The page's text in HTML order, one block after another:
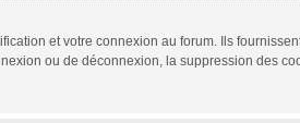
et votre connexion au forum. Ils
ou de déconnexion, la suppression des